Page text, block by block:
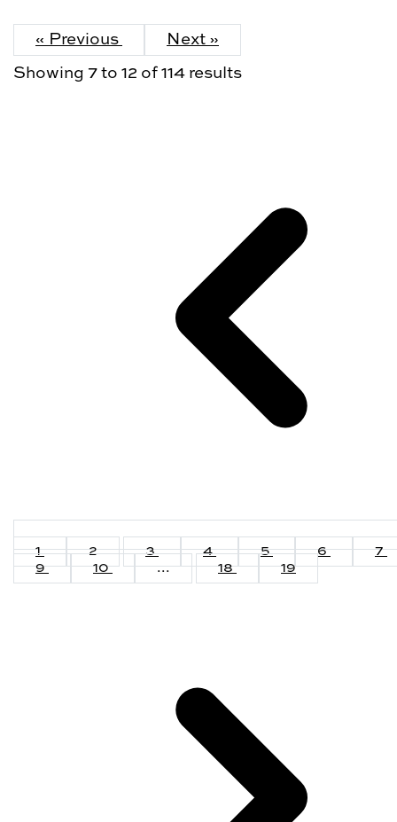
« Previous Next »
Showing 7 to 12 of 114 results
1 2 3 4 5 6
7
9
10 ... 18 19